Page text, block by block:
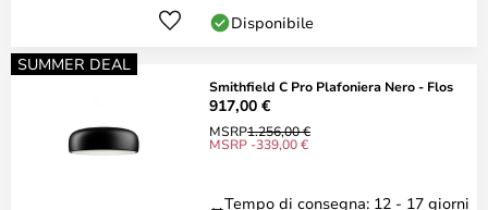
Disponibile
SUMMER DEAL
Smithfield C Pro Plafoniera Nero - Flos
917,00 €
MSRP1.256,00 €
MSRP -339,00 €
Tempo di consegna: 12 - 17 giorni